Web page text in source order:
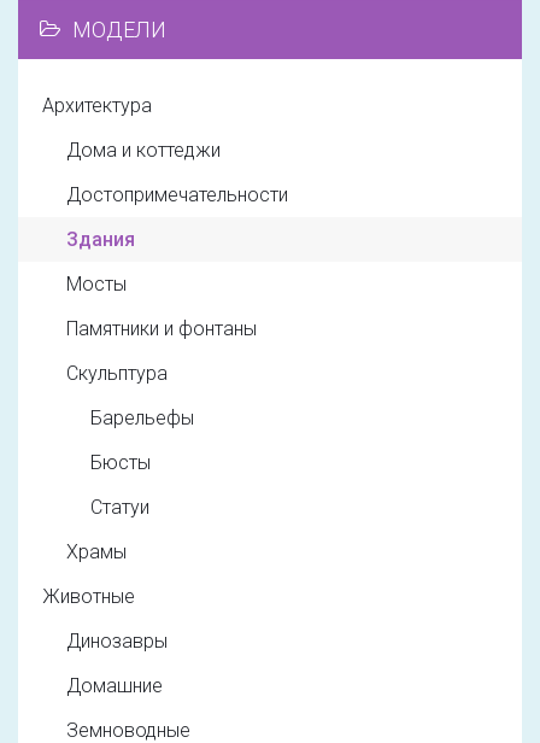
МОДЕЛИ
Архитектура
Дома и коттеджи
Достопримечательности
Здания
Мосты
Памятники и фонтаны
Скульптура
Барельефы
Бюсты
Статуи
Храмы
Животные
Динозавры
Домашние
Земноводные